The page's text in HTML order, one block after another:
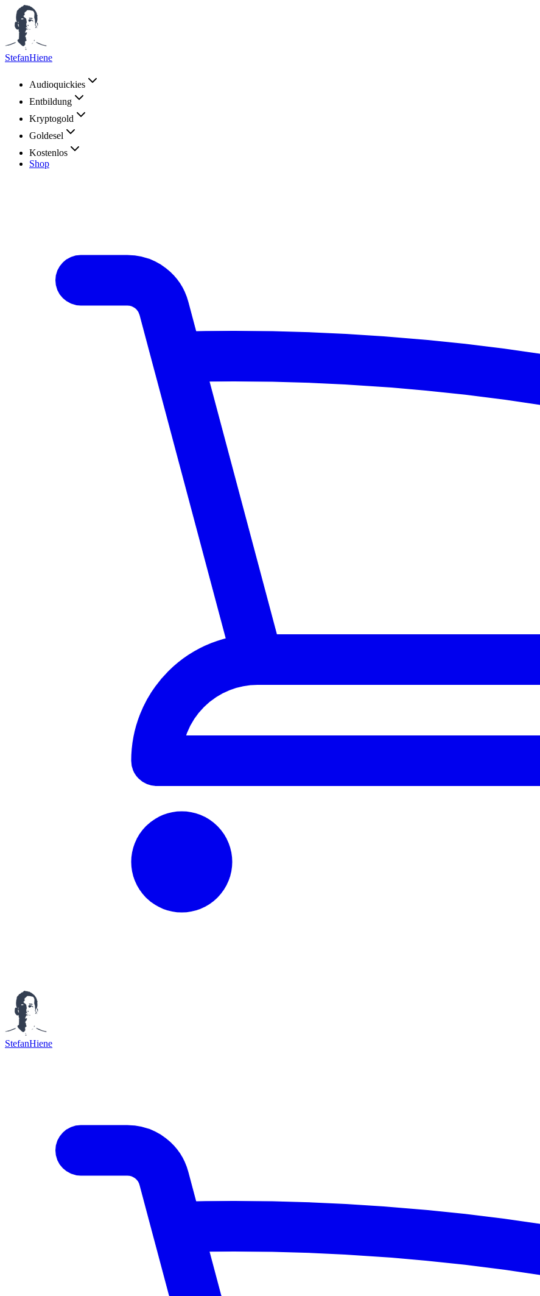
StefanHiene
Audioquickies
Entbildung
Kryptogold
Goldesel
Kostenlos
Shop
StefanHiene